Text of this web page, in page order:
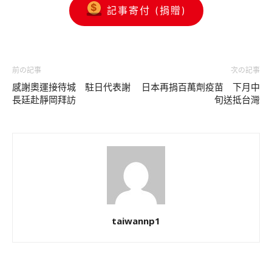
記事寄付 (捐贈)
前の記事
感謝奧運接待城 駐日代表謝
長廷赴靜岡拜訪
次の記事
日本再捐百萬劑疫苗 下月中
旬送抵台灣
taiwannp1